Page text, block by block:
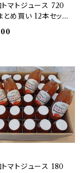
マトジュース 720
とめ買い 12本セッ
マトジュース 180